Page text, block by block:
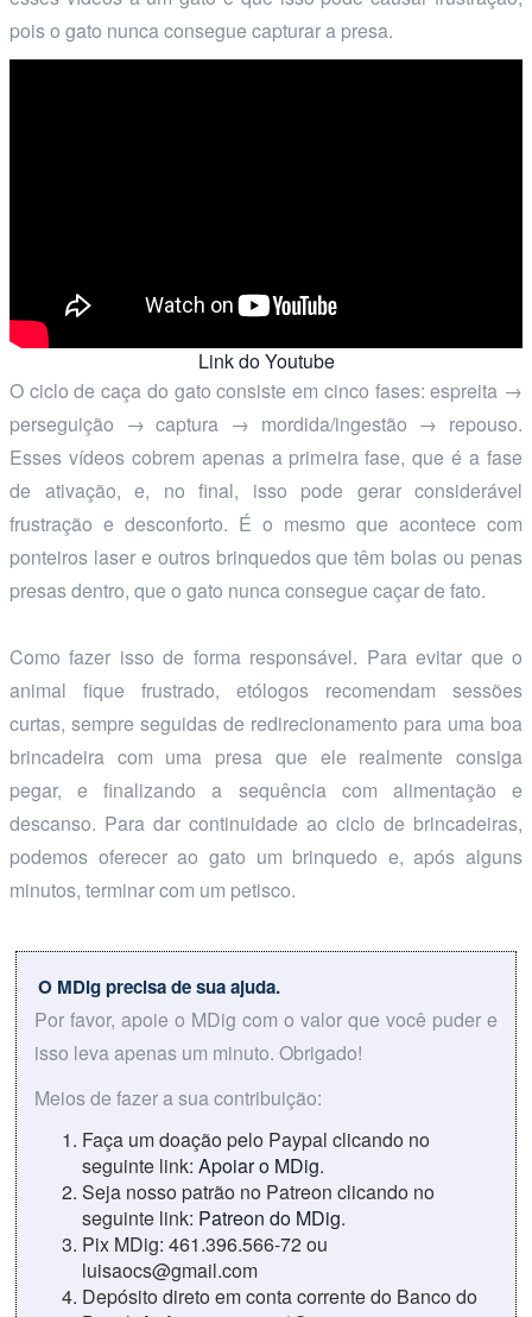
pois o gato nunca consegue capturar a presa.
Link do Youtube
O ciclo de caça do gato consiste em cinco fases: espreita →
perseguição → captura → mordida/ingestão → repouso.
Esses vídeos cobrem apenas a primeira fase, que é a fase
de ativação, e, no final, isso pode gerar considerável
frustração e desconforto. É o mesmo que acontece com
ponteiros laser e outros brinquedos que têm bolas ou penas
presas dentro, que o gato nunca consegue caçar de fato.
Como fazer isso de forma responsável. Para evitar que o
animal fique frustrado, etólogos recomendam sessões
curtas, sempre seguidas de redirecionamento para uma boa
brincadeira com uma presa que ele realmente consiga
pegar, e finalizando a sequência com alimentação e
descanso. Para dar continuidade ao ciclo de brincadeiras,
podemos oferecer ao gato um brinquedo e, após alguns
minutos, terminar com um petisco.
O MDig precisa de sua ajuda.
Por favor, apoie o MDig com o valor que você puder e
isso leva apenas um minuto. Obrigado!
Meios de fazer a sua contribuição:
Faça um doação pelo Paypal clicando no
seguinte link: Apoiar o MDig.
Seja nosso patrão no Patreon clicando no
seguinte link: Patreon do MDig.
Pix MDig: 461.396.566-72 ou
luisaocs@gmail.com
Depósito direto em conta corrente do Banco do